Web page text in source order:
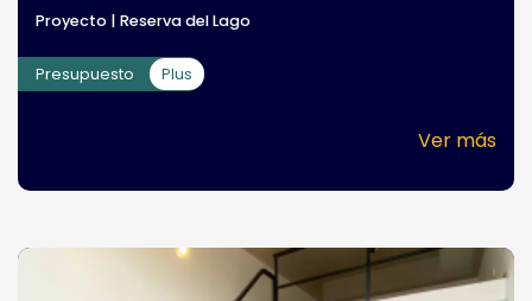
Proyecto | Reserva del Lago
Presupuesto Plus
Ver más